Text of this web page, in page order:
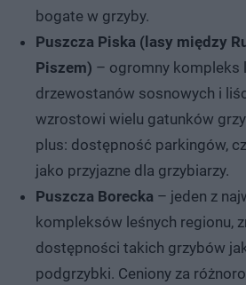
bogate w grzyby.
Puszcza Piska (lasy między
Piszem) – ogromny kompleks
drzewostanów sosnowych i
wzrostowi wielu gatunków
plus: dostępność parkingów,
jako przyjazne dla grzybiarzy.
Puszcza Borecka – jeden z
kompleksów leśnych regionu,
dostępności takich grzybów
podgrzybki. Ceniony za